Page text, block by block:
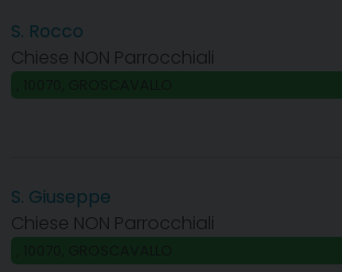
S. Rocco
Chiese NON Parrocchiali
S. Giuseppe
Chiese NON Parrocchiali